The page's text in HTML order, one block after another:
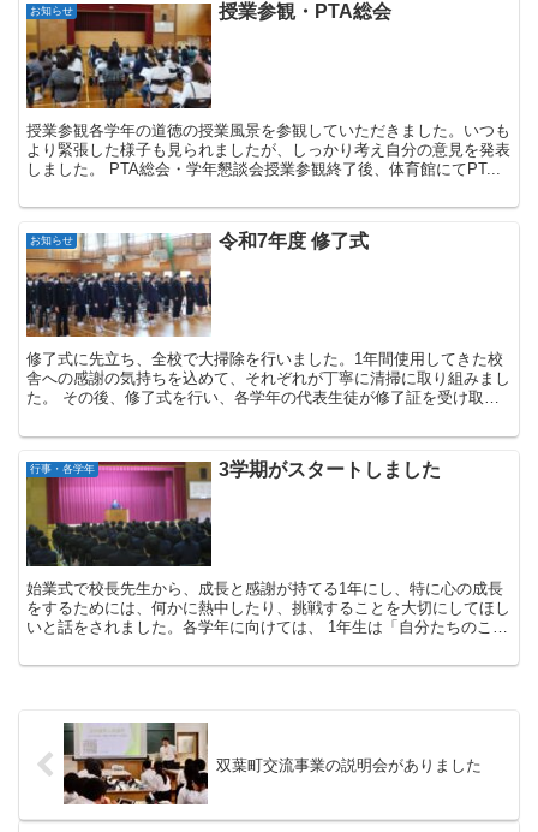
お知らせ 授業参観・PTA総会
授業参観各学年の道徳の授業風景を参観していただきました。いつも
より緊張した様子も見られましたが、しっかり考え自分の意見を発表
しました。 PTA総会・学年懇談会授業参観終了後、体育館にてPT...
お知らせ 令和7年度 修了式
修了式に先立ち、全校で大掃除を行いました。1年間使用してきた校
舎への感謝の気持ちを込めて、それぞれが丁寧に清掃に取り組みまし
た。 その後、修了式を行い、各学年の代表生徒が修了証を受け取り
行事・各学年 3学期がスタートしました
始業式で校長先生から、成長と感謝が持てる1年にし、特に心の成長
をするためには、何かに熱中したり、挑戦することを大切にしてほし
いと話をされました。各学年に向けては、 1年生は「自分たちのこと
双葉町交流事業の説明会がありました